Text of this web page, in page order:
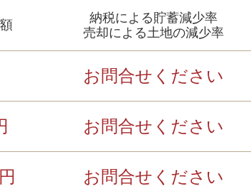
納税による貯蓄減少率
売却による土地の減少率
お問合せください
お問合せください
お問合せください